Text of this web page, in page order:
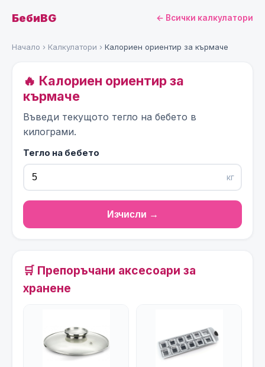
БебиBG ← Всички калкулатори
Начало › Калкулатори › Калориен ориентир за кърмаче
🔥 Калориен ориентир за
кърмаче
Въведи текущото тегло на бебето в
килограми.
Тегло на бебето
кг
Изчисли →
🛒 Препоръчани аксесоари за
хранене